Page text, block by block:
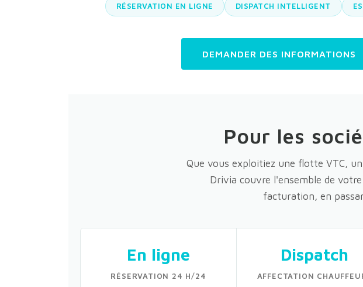
RÉSERVATION EN LIGNE DISPATCH INTELLIGENT
DEMANDER DES INFORMATIONS
Pour les
Que vous exploitiez une flotte VTC,
Drivia couvre l'ensemble de
facturation, en
En ligne
RÉSERVATION 24 H/24
Dispatch
AFFECTATION